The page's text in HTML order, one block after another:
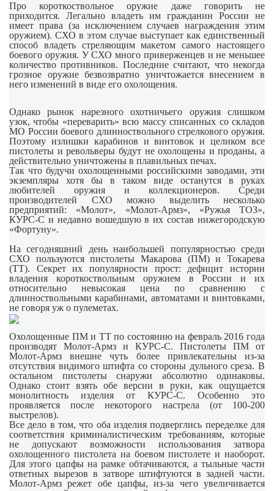
Про короткоствольное оружие даже говорить не
приходится. Легально владеть им гражданин России не
имеет права (за исключением случаев награждения этим
оружием). СХО в этом случае выступает как единственный
способ владеть стреляющим макетом самого настоящего
боевого оружия. У СХО много приверженцев и не меньшее
количество противников. Последние считают, что некогда
грозное оружие безвозвратно уничтожается внесением в
него изменений в виде его охолощения.
Однако рынок нарезного охотничьего оружия слишком
узок, чтобы «переварить» всю массу списанных со складов
МО России боевого длинноствольного стрелкового оружия.
Поэтому излишки карабинов и винтовок и целиком все
пистолеты и револьверы будут не охолощены и проданы, а
действительно уничтожены в плавильных печах.
Так что будучи охолощенными российскими заводами, эти
экземпляры хотя бы в таком виде останутся в руках
любителей оружия и коллекционеров. Среди
производителей СХО можно выделить несколько
предприятий: «Молот», «Молот-Армз», «Ружья ТОЗ»,
КУРС-С и недавно вошедшую в их состав нижегородскую
«Фортуну».
На сегодняшний день наибольшей популярностью среди
СХО пользуются пистолеты Макарова (ПМ) и Токарева
(ТТ). Секрет их популярности прост: дефицит истории
владения короткоствольным оружием в России и их
относительно невысокая цена по сравнению с
длинноствольными карабинами, автоматами и винтовками,
не говоря уж о пулеметах.
Охолощенные ПМ и ТТ по состоянию на февраль 2016 года
производят Молот-Армз и КУРС-С. Пистолеты ПМ от
Молот-Армз внешне чуть более привлекательны из-за
отсутствия видимого штифта со стороны дульного среза. В
остальном пистолеты снаружи абсолютно одинаковы.
Однако стоит взять обе версии в руки, как ощущается
монолитность изделия от КУРС-С. Особенно это
проявляется после некоторого настрела (от 100-200
выстрелов).
Все дело в том, что оба изделия подверглись переделке для
соответствия криминалистическим требованиям, которые
не допускают возможности использования затвора
охолощенного пистолета на боевом пистолете и наоборот.
Для этого цапфы на рамке обтачиваются, а тыльные части
ответных вырезов в затворе штифтуются в задней части.
Молот-Армз режет обе цапфы, из-за чего увеличивается